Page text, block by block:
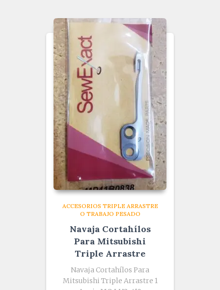
ACCESORIOS TRIPLE ARRASTRE
O TRABAJO PESADO
Navaja Cortahílos
Para Mitsubishi
Triple Arrastre
Navaja Cortahílos Para
Mitsubishi Triple Arrastre 1